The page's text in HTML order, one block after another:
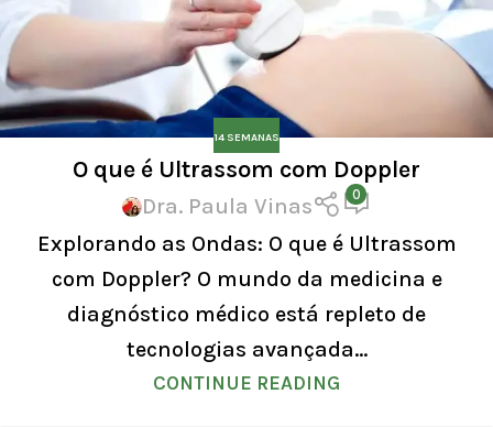
14 SEMANAS
O que é Ultrassom com Doppler
Dra. Paula Vinas 0
Explorando as Ondas: O que é Ultrassom
com Doppler? O mundo da medicina e
diagnóstico médico está repleto de
tecnologias avançada...
CONTINUE READING